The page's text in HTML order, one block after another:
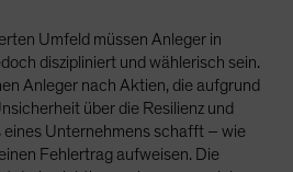
Umfeld müssen Anleger in
diszipliniert und wählerisch sein.
Anleger nach Aktien, die aufgrund
über die Resilienz und
eines Unternehmens schafft – wie
Fehlertrag aufweisen. Die